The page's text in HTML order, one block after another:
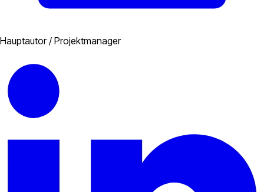
Hauptautor / Projektmanager